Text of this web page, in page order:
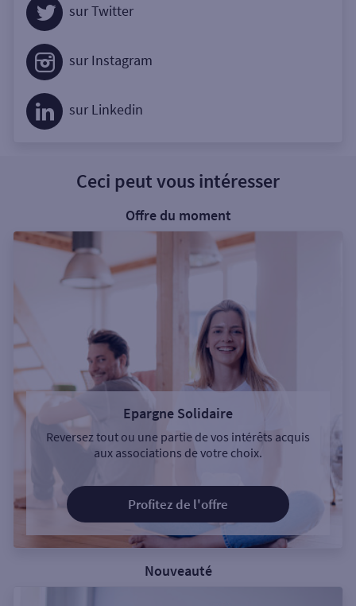
sur Twitter
sur Instagram
sur Linkedin
Ceci peut vous intéresser
Offre du moment
Epargne Solidaire
Reversez tout ou une partie de vos intérêts acquis
aux associations de votre choix.
Profitez de l'offre
Nouveauté